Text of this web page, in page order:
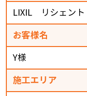
LIXIL リシェント
お客様名
Y様
施工エリア